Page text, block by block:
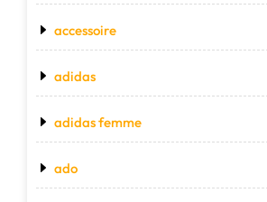
accessoire
adidas
adidas femme
ado